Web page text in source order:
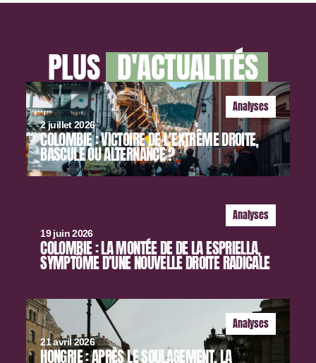
PLUS D'ACTUALITÉS
Analyses
2 juillet 2026
COLOMBIE : VICTOIRE DE L’EXTRÊME DROITE,
BASCULE OU ALTERNANCE ?
Analyses
19 juin 2026
COLOMBIE : LA MONTÉE DE DE LA ESPRIELLA,
SYMPTÔME D’UNE NOUVELLE DROITE RADICALE
Analyses
21 avril 2026
HONGRIE : APRÈS LE SOULAGEMENT, LA